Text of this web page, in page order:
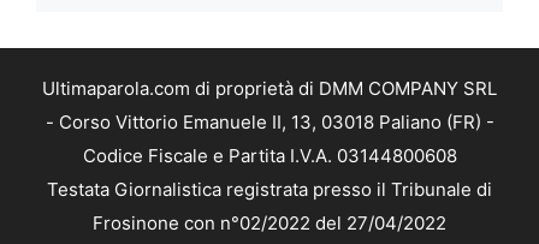
Ultimaparola.com di proprietà di DMM COMPANY SRL
- Corso Vittorio Emanuele II, 13, 03018 Paliano (FR) -
Codice Fiscale e Partita I.V.A. 03144800608
Testata Giornalistica registrata presso il Tribunale di
Frosinone con n°02/2022 del 27/04/2022